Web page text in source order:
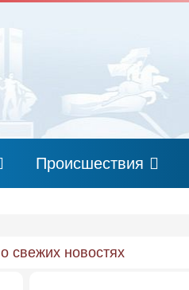
Происшествия
свежих новостях